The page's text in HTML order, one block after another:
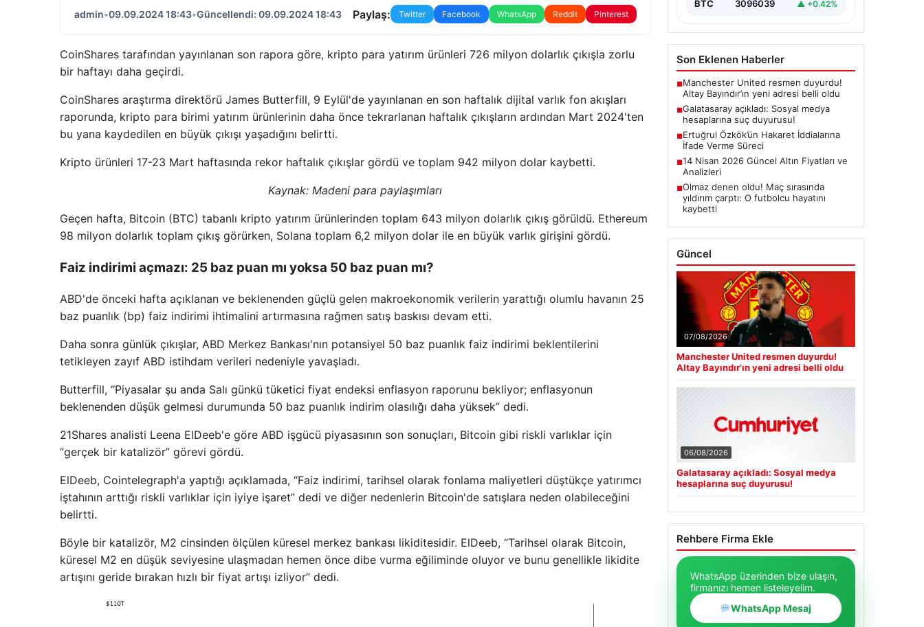
admin•09.09.2024 18:43•Güncellendi: 09.09.2024 18:43 Paylaş: Twitter Facebook WhatsApp Reddit Pinterest
CoinShares tarafından yayınlanan son rapora göre, kripto para yatırım ürünleri 726 milyon dolarlık çıkışla zorlu
bir haftayı daha geçirdi.
CoinShares araştırma direktörü James Butterfill, 9 Eylül'de yayınlanan en son haftalık dijital varlık fon akışları
raporunda, kripto para birimi yatırım ürünlerinin daha önce tekrarlanan haftalık çıkışların ardından Mart 2024'ten
bu yana kaydedilen en büyük çıkışı yaşadığını belirtti.
Kripto ürünleri 17-23 Mart haftasında rekor haftalık çıkışlar gördü ve toplam 942 milyon dolar kaybetti.
Kaynak:Madeni para paylaşımları
Geçen hafta, Bitcoin (BTC) tabanlı kripto yatırım ürünlerinden toplam 643 milyon dolarlık çıkış görüldü. Ethereum
98 milyon dolarlık toplam çıkış görürken, Solana toplam 6,2 milyon dolar ile en büyük varlık girişini gördü.
Faiz indirimi açmazı: 25 baz puan mı yoksa 50 baz puan mı?
ABD'de önceki hafta açıklanan ve beklenenden güçlü gelen makroekonomik verilerin yarattığı olumlu havanın 25
baz puanlık (bp) faiz indirimi ihtimalini artırmasına rağmen satış baskısı devam etti.
Daha sonra günlük çıkışlar, ABD Merkez Bankası'nın potansiyel 50 baz puanlık faiz indirimi beklentilerini
tetikleyen zayıf ABD istihdam verileri nedeniyle yavaşladı.
Butterfill, “Piyasalar şu anda Salı günkü tüketici fiyat endeksi enflasyon raporunu bekliyor; enflasyonun
beklenenden düşük gelmesi durumunda 50 baz puanlık indirim olasılığı daha yüksek” dedi.
21Shares analisti Leena ElDeeb'e göre ABD işgücü piyasasının son sonuçları, Bitcoin gibi riskli varlıklar için
“gerçek bir katalizör” görevi gördü.
ElDeeb, Cointelegraph'a yaptığı açıklamada, “Faiz indirimi, tarihsel olarak fonlama maliyetleri düştükçe yatırımcı
iştahının arttığı riskli varlıklar için iyiye işaret” dedi ve diğer nedenlerin Bitcoin'de satışlara neden olabileceğini
belirtti.
Böyle bir katalizör, M2 cinsinden ölçülen küresel merkez bankası likiditesidir. ElDeeb, “Tarihsel olarak Bitcoin,
küresel M2 en düşük seviyesine ulaşmadan hemen önce dibe vurma eğiliminde oluyor ve bunu genellikle likidite
artışını geride bırakan hızlı bir fiyat artışı izliyor” dedi.
BTC 3096039 ▲ +0.42%
Son Eklenen Haberler
■Manchester United resmen duyurdu!
Altay Bayındır’ın yeni adresi belli oldu
■Galatasaray açıkladı: Sosyal medya
hesaplarına suç duyurusu!
■Ertuğrul Özkök’ün Hakaret İddialarına
İfade Verme Süreci
■14 Nisan 2026 Güncel Altın Fiyatları ve
Analizleri
■Olmaz denen oldu! Maç sırasında
yıldırım çarptı: O futbolcu hayatını
kaybetti
Güncel
07/08/2026
Manchester United resmen duyurdu!
Altay Bayındır’ın yeni adresi belli oldu
06/08/2026
Galatasaray açıkladı: Sosyal medya
hesaplarına suç duyurusu!
Rehbere Firma Ekle
WhatsApp üzerinden bize ulaşın,
firmanızı hemen listeleyelim.
WhatsApp Mesaj